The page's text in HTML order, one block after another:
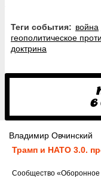
Теги события: война
геополитическое
доктрина
Владимир Овчинский
Трамп и НАТО 3.0.
Cообщество «Оборонное